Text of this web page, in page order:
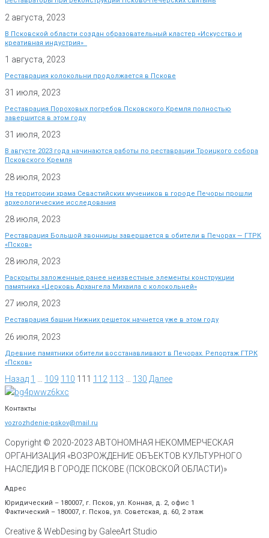
2 августа, 2023
В Псковской области создан образовательный кластер «Искусство и
креативная индустрия»
1 августа, 2023
Реставрация колокольни продолжается в Пскове
31 июля, 2023
Реставрация Пороховых погребов Псковского Кремля полностью
завершится в этом году
31 июля, 2023
В августе 2023 года начинаются работы по реставрации Троицкого собора
Псковского Кремля
28 июля, 2023
На территории храма Севастийских мучеников в городе Печоры прошли
археологические исследования
28 июля, 2023
Реставрация Большой звонницы завершается в обители в Печорах — ГТРК
«Псков»
28 июля, 2023
Раскрыты заложенные ранее неизвестные элементы конструкции
памятника «Церковь Архангела Михаила с колокольней»
27 июля, 2023
Реставрация башни Нижних решеток начнется уже в этом году
26 июля, 2023
Древние памятники обители восстанавливают в Печорах. Репортаж ГТРК
«Псков»
Назад 1 109 110 111 112 113 130 Далее
Контакты
vozrozhdenie-pskov@mail.ru
Copyright © 2020-2023 АВТОНОМНАЯ НЕКОММЕРЧЕСКАЯ
ОРГАНИЗАЦИЯ «ВОЗРОЖДЕНИЕ ОБЪЕКТОВ КУЛЬТУРНОГО
НАСЛЕДИЯ В ГОРОДЕ ПСКОВЕ (ПСКОВСКОЙ ОБЛАСТИ)»
Адрес
Юридический – 180007, г. Псков, ул. Конная, д. 2, офис 1
Фактический – 180007, г. Псков, ул. Советская, д. 60, 2 этаж
Creative & WebDesing by GaleeArt Studio